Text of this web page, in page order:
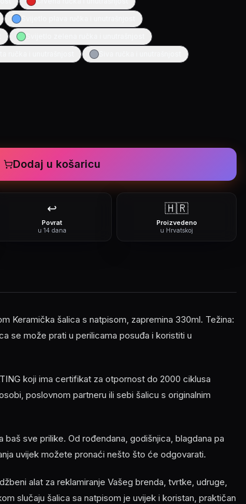
Dodaj u košaricu
↩️
Povrat
u 14 dana
🇭🇷
Proizvedeno
u Hrvatskoj
Keramička šalica s natpisom, zapremina 330ml. Težina:
se može prati u perilicama posuđa i koristiti u
koji ima certifikat za otpornost do 2000 ciklusa
poslovnom partneru ili sebi šalicu s originalnim
sve prilike. Od rođendana, godišnjica, blagdana pa
uvijek možete pronaći nešto što će odgovarati.
alat za reklamiranje Vašeg brenda, tvrtke, udruge,
slučaju šalica sa natpisom je uvijek i koristan, praktičan